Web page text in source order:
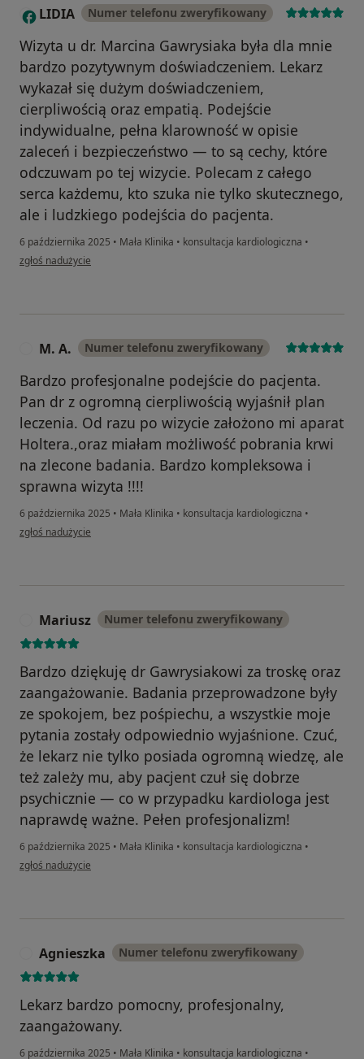
L LIDIA Numer telefonu zweryfikowany
Wizyta u dr. Marcina Gawrysiaka była dla mnie
bardzo pozytywnym doświadczeniem. Lekarz
wykazał się dużym doświadczeniem,
cierpliwością oraz empatią. Podejście
indywidualne, pełna klarowność w opisie
zaleceń i bezpieczeństwo — to są cechy, które
odczuwam po tej wizycie. Polecam z całego
serca każdemu, kto szuka nie tylko skutecznego,
ale i ludzkiego podejścia do pacjenta.
6 października 2025 • Mała Klinika • konsultacja kardiologiczna •
w opinii użytkownika LIDIA
zgłoś nadużycie
M. A. Numer telefonu zweryfikowany
Bardzo profesjonalne podejście do pacjenta.
Pan dr z ogromną cierpliwością wyjaśnił plan
leczenia. Od razu po wizycie założono mi aparat
Holtera.,oraz miałam możliwość pobrania krwi
na zlecone badania. Bardzo kompleksowa i
sprawna wizyta !!!!
6 października 2025 • Mała Klinika • konsultacja kardiologiczna •
w opinii użytkownika M. A.
zgłoś nadużycie
Mariusz Numer telefonu zweryfikowany
Bardzo dziękuję dr Gawrysiakowi za troskę oraz
zaangażowanie. Badania przeprowadzone były
ze spokojem, bez pośpiechu, a wszystkie moje
pytania zostały odpowiednio wyjaśnione. Czuć,
że lekarz nie tylko posiada ogromną wiedzę, ale
też zależy mu, aby pacjent czuł się dobrze
psychicznie — co w przypadku kardiologa jest
naprawdę ważne. Pełen profesjonalizm!
6 października 2025 • Mała Klinika • konsultacja kardiologiczna •
w opinii użytkownika Mariusz
zgłoś nadużycie
Agnieszka Numer telefonu zweryfikowany
Lekarz bardzo pomocny, profesjonalny,
zaangażowany.
6 października 2025 • Mała Klinika • konsultacja kardiologiczna •